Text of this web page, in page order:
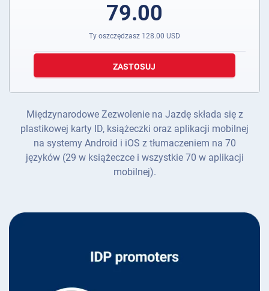
79.00
Ty oszczędzasz 128.00 USD
ZASTOSUJ
Międzynarodowe Zezwolenie na Jazdę składa się z
plastikowej karty ID, książeczki oraz aplikacji mobilnej
na systemy Android i iOS z tłumaczeniem na 70
języków (29 w książeczce i wszystkie 70 w aplikacji
mobilnej).